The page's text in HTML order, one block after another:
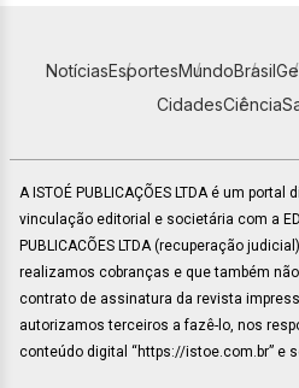
NotíciasEsportesMundoBrasil
CidadesCiência
A ISTOÉ PUBLICAÇÕES LTDA é um
vinculação editorial e societária com a
PUBLICACÕES LTDA (recuperação
realizamos cobranças e que também
contrato de assinatura da revista
autorizamos terceiros a fazê-lo, nos
conteúdo digital “https://istoe.com.br” e